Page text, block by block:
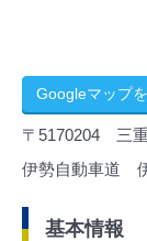
Googleマップを
〒5170204 三
伊勢自動車道
基本情報